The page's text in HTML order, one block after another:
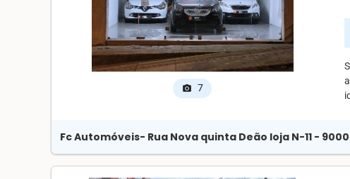
photo_camera 7
Fc Automóveis- Rua Nova quinta Deão loja N-11 -